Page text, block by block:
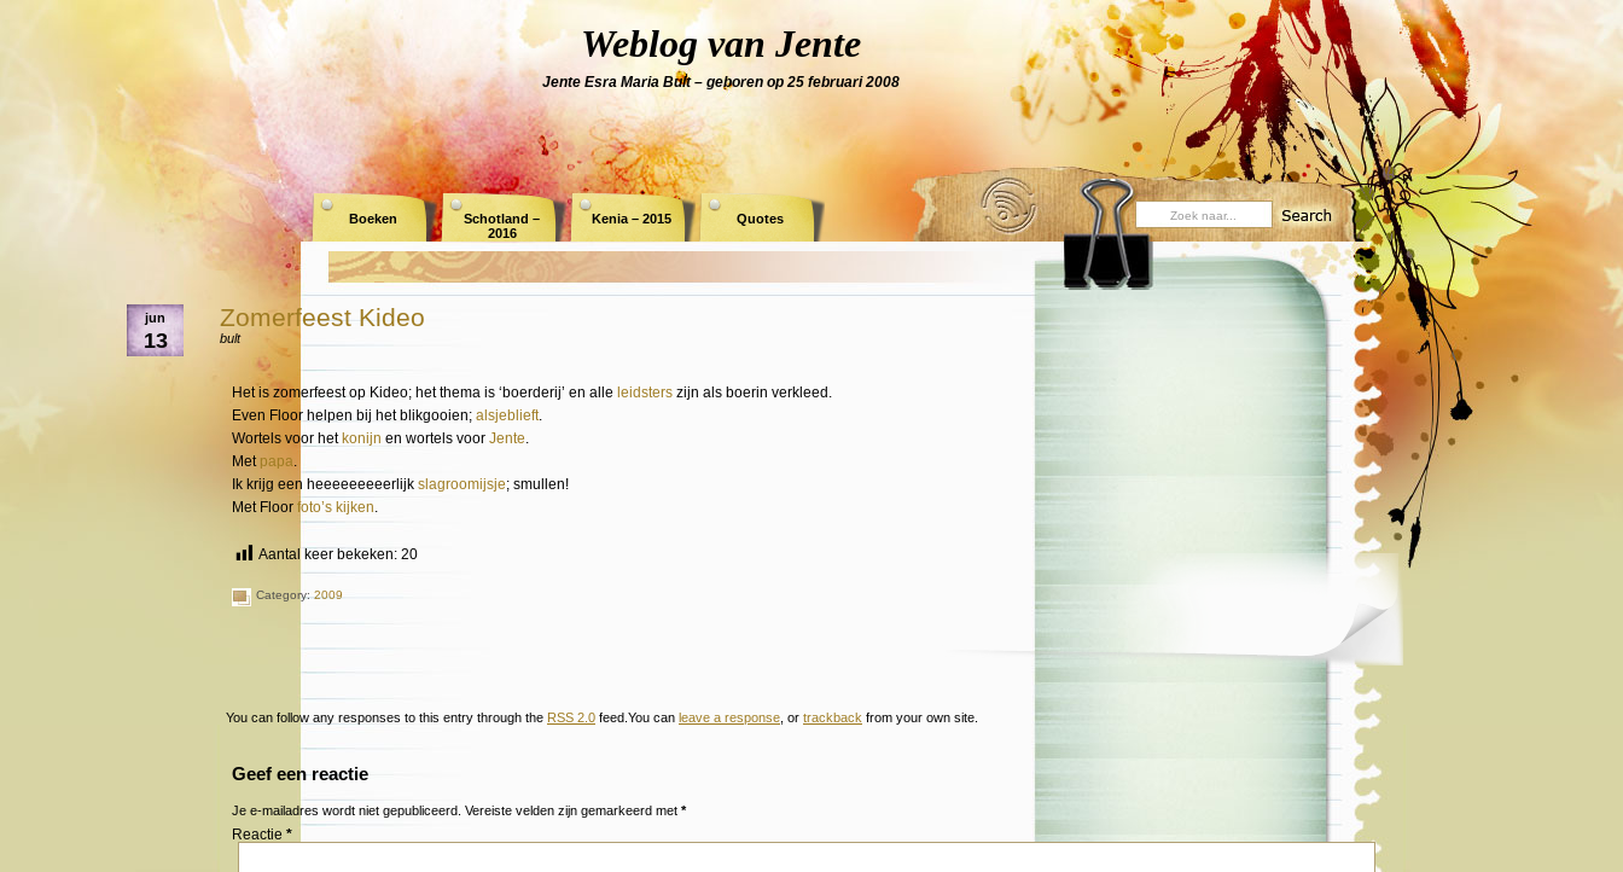
Weblog van Jente
Jente Esra Maria Bult – geboren op 25 februari 2008
Boeken
Schotland –
2016
Kenia – 2015 Quotes
jun
13
Zomerfeest Kideo
bult
Het is zomerfeest op Kideo; het thema is ‘boerderij’ en alle leidsters zijn als boerin verkleed.
Even Floor helpen bij het blikgooien; alsjeblieft.
Wortels voor het konijn en wortels voor Jente.
Met papa.
Ik krijg een heeeeeeeeerlijk slagroomijsje; smullen!
Met Floor foto’s kijken.
Aantal keer bekeken: 20
Category:2009
You can follow any responses to this entry through the RSS 2.0 feed.You can leave a response , or trackback from your own site.
Geef een reactie
Je e-mailadres wordt niet gepubliceerd. Vereiste velden zijn gemarkeerd met *
Reactie *